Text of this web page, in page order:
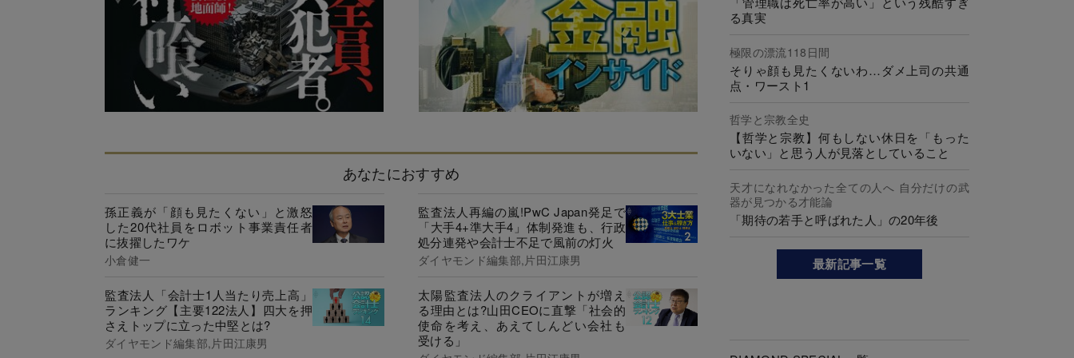
あなたにおすすめ
孫正義が「顔も見たくない」と激怒
した20代社員をロボット事業責任者
に抜擢したワケ
小倉健一
監査法人再編の嵐!PwC Japan発足で
「大手4+準大手4」体制発進も、行政
処分連発や会計士不足で風前の灯火
ダイヤモンド編集部,片田江康男
監査法人「会計士1人当たり売上高」
ランキング【主要122法人】四大を押
さえトップに立った中堅とは?
ダイヤモンド編集部,片田江康男
太陽監査法人のクライアントが増え
る理由とは?山田CEOに直撃「社会的
使命を考え、あえてしんどい会社も
受ける」
る真実
極限の漂流118日間
そりゃ顔も見たくないわ…ダメ上司の共通
点・ワースト1
哲学と宗教全史
【哲学と宗教】何もしない休日を「もった
いない」と思う人が見落としていること
天才になれなかった全ての人へ 自分だけの武
器が見つかる才能論
「期待の若手と呼ばれた人」の20年後
最新記事一覧